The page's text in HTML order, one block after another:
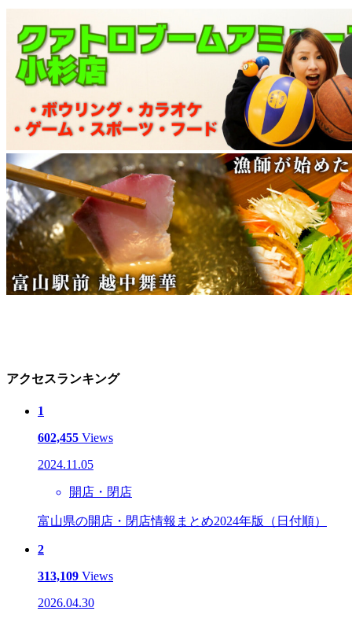
アクセスランキング
1
602,455 Views
2024.11.05
開店・閉店
富山県の開店・閉店情報まとめ2024年版（日付順）
2
313,109 Views
2026.04.30